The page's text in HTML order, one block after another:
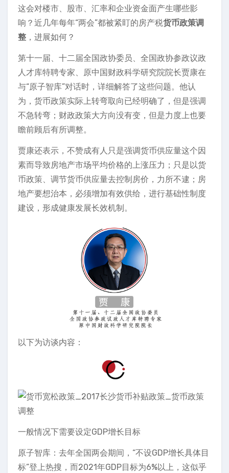
这会对楼市、股市、汇率和企业资金面产生哪些影
响？近几年每年“两会”都被紧盯的房产税货币政策调
整 ，进展如何？
第十一届、十二届全国政协委员、全国政协参政议政
人才库特聘专家、原中国财政科学研究院院长贾康在
与“原子智库”对话时，详细解答了这些问题。他认
为，货币政策实际上转弯取向已经明确了，但是强调
不急转弯；财政政策大方向没有变，但是力度上也要
瞻前顾后有所调整。
贾康还表示，不赞成有人只是强调货币供应量这个因
素而导致房地产市场平均价格的上涨压力；只是以货
币政策、调节货币供应量去控制房价，力所不逮；房
地产要想治本，必须增加有效供给，进行基础性制度
建设，形成健康发展长效机制。
以下为访谈内容：
一般情况下需要设定GDP增长目标
原子智库：去年全国两会期间，“不设GDP增长具体目
标”登上热搜，而2021年GDP目标为6%以上，这似乎